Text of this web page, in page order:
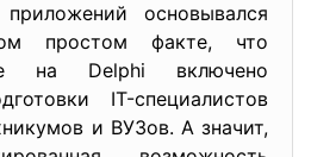
приложений основывался
простом факте, что
на Delphi включено
IT-специалистов
и ВУЗов. А значит,